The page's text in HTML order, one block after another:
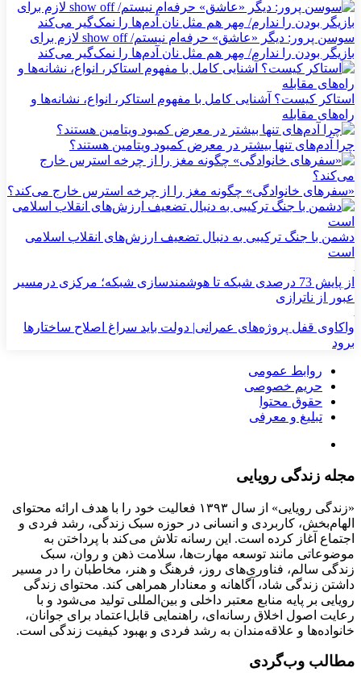
سوسن پرور: دیگر «عاشق» حرفه‌ام نیستم/ show off لازم برای
بازیگر بودن را ندارم/ مِهر هم مثل نان آدم‌ها را نمک‌گیر می‌کند
استاکر کیست؟ آشنایی کامل با مفهوم استاکر، انواع، نشانه‌ها و
راه‌های مقابله
چرا آدم‌های تنها بیشتر در معرض کمبود ویتامین هستند؟
«سفرهای خانوادگی» چگونه مغز را از چرخه استرس خارج می‌کند؟
دشمن با جنگ ترکیبی به دنبال تضعیف ارزش‌های انقلاب اسلامی
است
از پایش 73 درصدی شبکه تا هوشمندسازی شبکه؛ مرکزی درمسیر
عبور از ناترازی
واکاوی قفل پروژه‌های عمرانی| دولت باید سراغ اصلاح ساختارها
برود
روابط عمومی
حریم خصوصی
حقوق محتوا
تبلیغ و معرفی
مجله زندگی رویایی
«زندگی رویایی» از سال ۱۳۹۳ فعالیت خود را با هدف ارائه محتوای
الهام‌بخش، کاربردی و انسانی در حوزه سبک زندگی، رشد فردی و
اجتماع آغاز کرده است. این رسانه تلاش می‌کند با پرداختن به
موضوعاتی مانند توسعه مهارت‌ها، سلامت ذهن و روان، سبک
زندگی سالم، فناوری‌های روز، فرهنگ و هنر، مخاطبان را در مسیر
داشتن زندگی شاد، آگاهانه و معنادار همراهی کند. محتوای زندگی
رویایی بر پایه منابع معتبر داخلی و بین‌المللی تولید می‌شود و با
رعایت اصول اخلاق رسانه‌ای، راهنمایی قابل‌اعتماد برای جوانان،
خانواده‌ها و علاقه‌مندان به رشد فردی و بهبود کیفیت زندگی است.
مطالب وب‌گردی